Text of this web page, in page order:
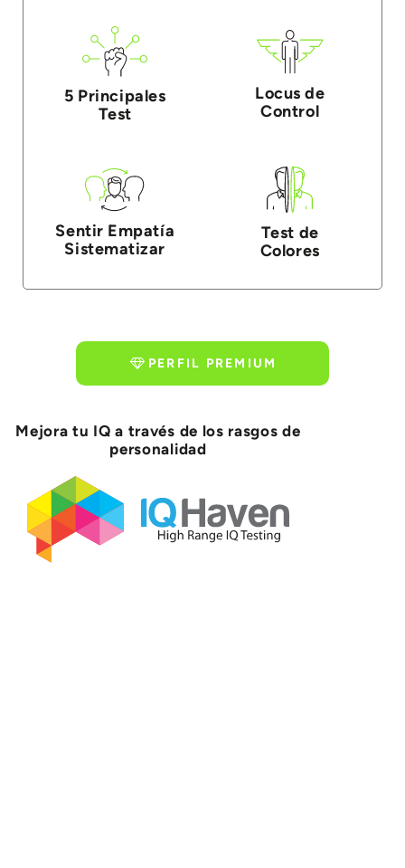
5 Principales
Test
Locus de
Control
Sentir Empatía
Sistematizar
Test de
Colores
PERFIL PREMIUM
Mejora tu IQ a través de los rasgos de
personalidad